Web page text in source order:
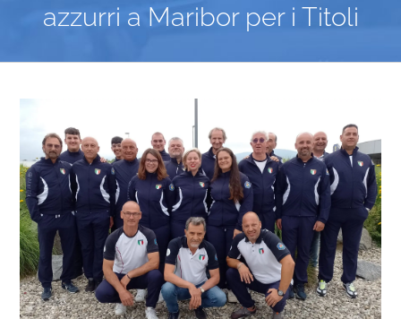
azzurri a Maribor per i Titoli
immagine